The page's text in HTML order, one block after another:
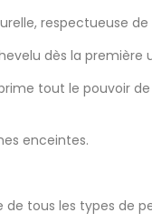
respectueuse
dès la
tout le pouvoir
enceintes.
de tous les types